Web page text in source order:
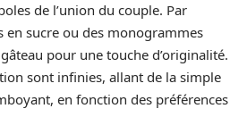
de l’union du couple. Par
en sucre ou des monogrammes
pour une touche d’originalité.
sont infinies, allant de la simple
en fonction des préférences